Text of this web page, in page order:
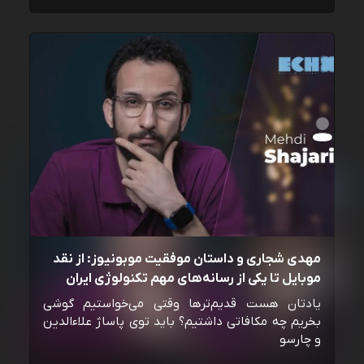
مهدی شجاری و داستان موفقیت موبونیوز: از نقد
موبایل تا یکی از رسانه‌‌های مهم تکنولوژی ایران
یادتان هست قدیم‌ترها وقتی می‌خواستیم گوشی
بخریم چه مکافاتی داشتیم؟ باید توی پاساژ علاءالدین
و چارسو